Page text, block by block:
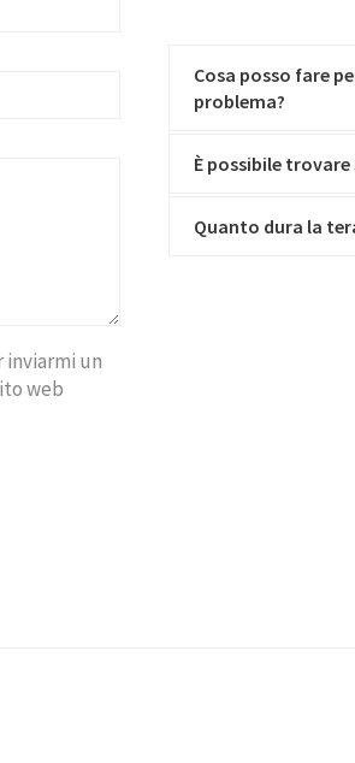
un
web
Cosa posso fare
problema?
È possibile
Quanto dura la